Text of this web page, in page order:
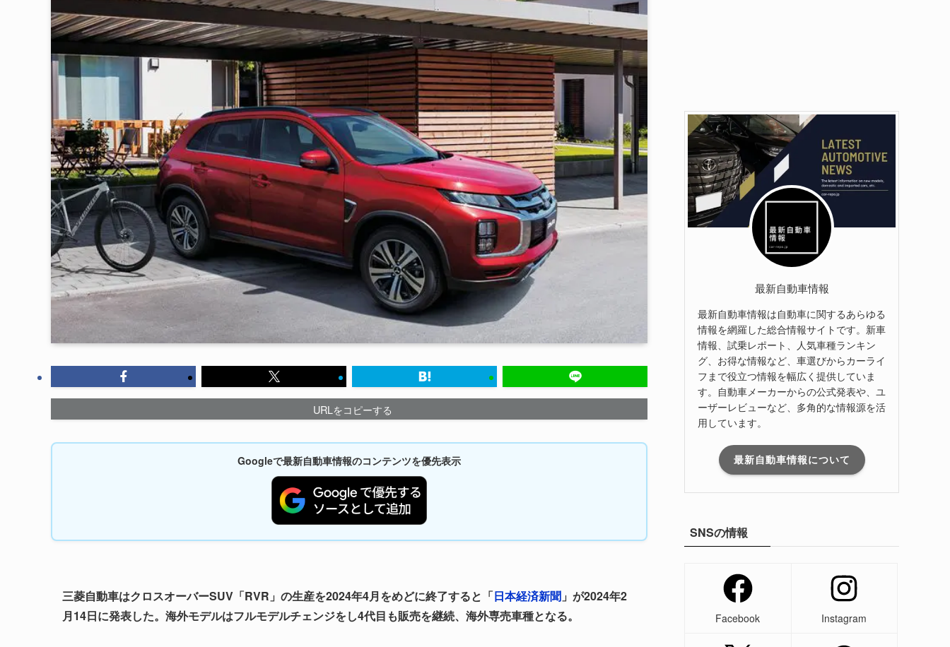
URLをコピーする
Googleで最新自動車情報のコンテンツを優先表示
三菱自動車はクロスオーバーSUV「RVR」の生産を2024年4月をめどに終了すると「日本経済新聞 」が2024年2
月14日に発表した。海外モデルはフルモデルチェンジをし4代目も販売を継続、海外専売車種となる。
最新自動車情報
最新自動車情報は自動車に関するあらゆる
情報を網羅した総合情報サイトです。新車
情報、試乗レポート、人気車種ランキン
グ、お得な情報など、車選びからカーライ
フまで役立つ情報を幅広く提供していま
す。自動車メーカーからの公式発表や、ユ
ーザーレビューなど、多角的な情報源を活
用しています。
最新自動車情報について
SNSの情報
Facebook Instagram